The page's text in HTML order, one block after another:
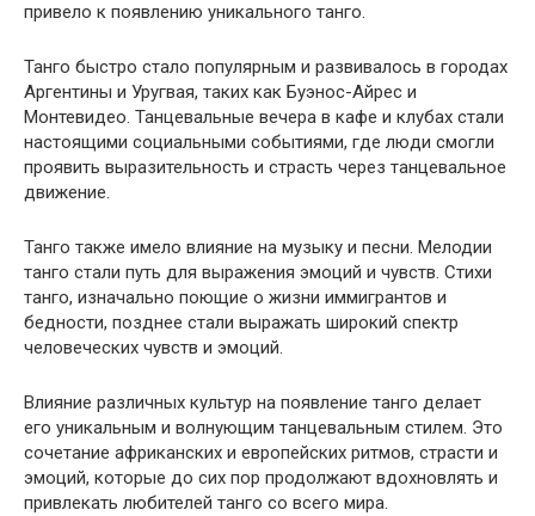
привело к появлению уникального танго.
Танго быстро стало популярным и развивалось в городах
Аргентины и Уругвая, таких как Буэнос-Айрес и
Монтевидео. Танцевальные вечера в кафе и клубах стали
настоящими социальными событиями, где люди смогли
проявить выразительность и страсть через танцевальное
движение.
Танго также имело влияние на музыку и песни. Мелодии
танго стали путь для выражения эмоций и чувств. Стихи
танго, изначально поющие о жизни иммигрантов и
бедности, позднее стали выражать широкий спектр
человеческих чувств и эмоций.
Влияние различных культур на появление танго делает
его уникальным и волнующим танцевальным стилем. Это
сочетание африканских и европейских ритмов, страсти и
эмоций, которые до сих пор продолжают вдохновлять и
привлекать любителей танго со всего мира.